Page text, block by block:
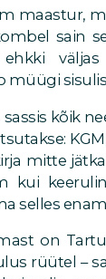
maastur,
sain
kõik
KGM,
mitte
kui
selles
on
rüütel –